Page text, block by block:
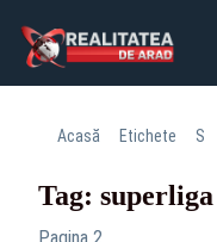
Acasă Etichete S
Tag: superliga